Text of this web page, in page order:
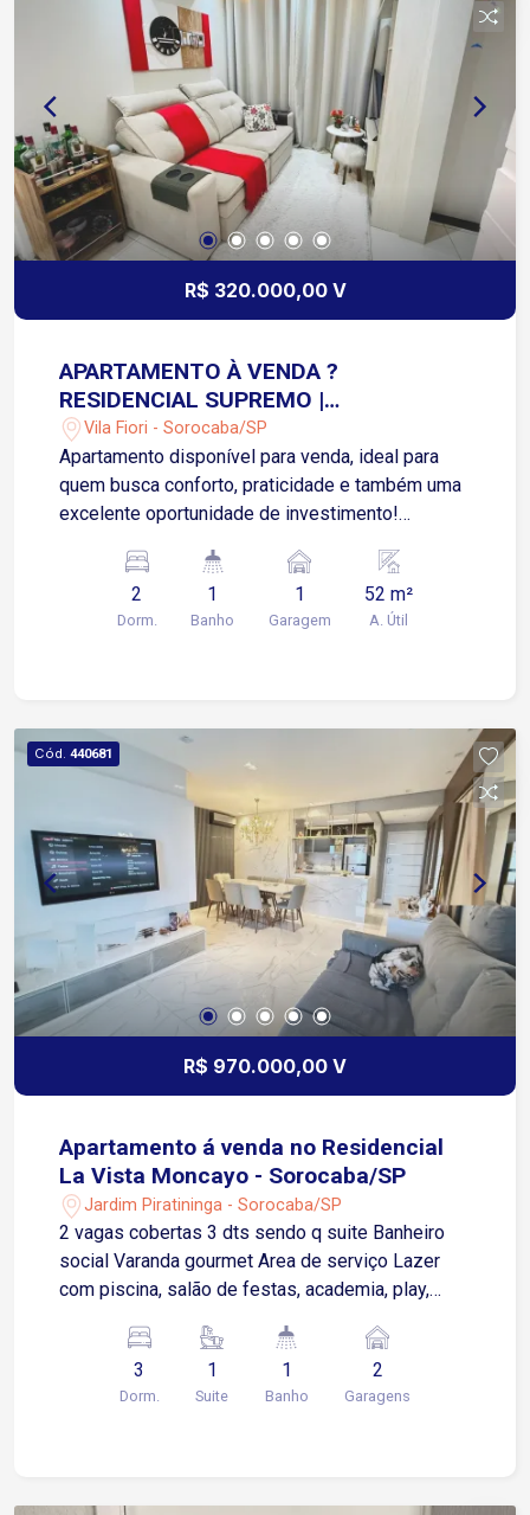
garantindo um excelente retorno sobre o
investimento
R$ 320.000,00 V
APARTAMENTO À VENDA ?
RESIDENCIAL SUPREMO |
SOROCABA/SP | VILA FIORE
Vila Fiori - Sorocaba/SP
Apartamento disponível para venda, ideal para
quem busca conforto, praticidade e também uma
excelente oportunidade de investimento!
armário planejado completo) Sala aconchegante
com painel planejado Cozinha com armário
planejado 1 Banheiro com Box e armário
Churrasqueira Salão de festas Playground
Piscina adulto e infantil Mercadinho Portaria 24h
Segurança 24h Excelente opção para morar ou
investir com segurança e comodidade!
2
Dorm.
1
Banho
1
Garagem
52 m²
A. Útil
Cód. 440681
R$ 970.000,00 V
Apartamento á venda no Residencial
La Vista Moncayo - Sorocaba/SP
Jardim Piratininga - Sorocaba/SP
2 vagas cobertas 3 dts sendo q suite Banheiro
social Varanda gourmet Area de serviço Lazer
com piscina, salão de festas, academia, play,
3
Dorm.
1
Suite
1
Banho
2
Garagens